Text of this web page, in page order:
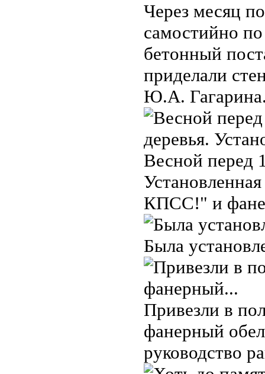
Через месяц
самостийно
бетонный
приделали
Ю.А.
Весной перед
КПСС!" и
Была
Привезли в
фанерный
руководство